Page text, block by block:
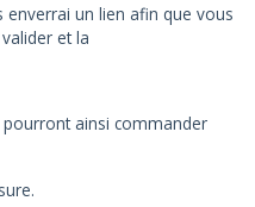
enverrai un lien afin que vous
et la
ainsi commander